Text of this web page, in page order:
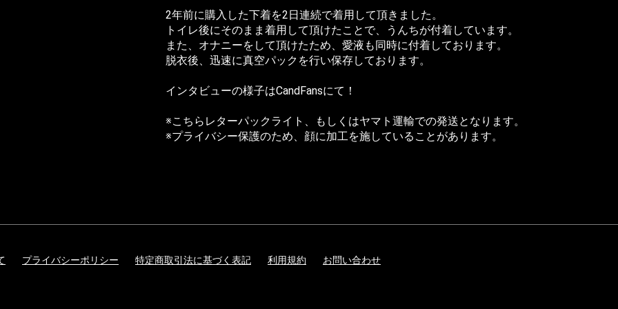
2年前に購入した下着を2日連続で着用して頂きました。
トイレ後にそのまま着用して頂けたことで、うんちが付着しています。
また、オナニーをして頂けたため、愛液も同時に付着しております。
脱衣後、迅速に真空パックを行い保存しております。
インタビューの様子はCandFansにて！
※こちらレターパックライト、もしくはヤマト運輸での発送となります。
※プライバシー保護のため、顔に加工を施していることがあります。
プライバシーポリシー 特定商取引法に基づく表記 利用規約 お問い合わせ